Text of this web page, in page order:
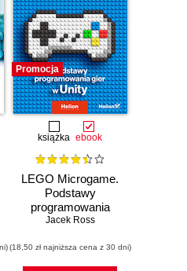
Promocja
książka ebook
LEGO Microgame.
Podstawy
programowania
gier w Unity
Jacek Ross
(18,50 zł najniższa cena z 30 dni)